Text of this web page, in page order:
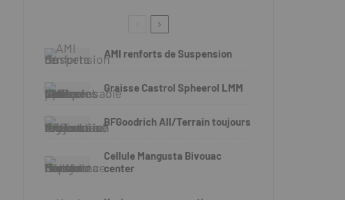
AMI renforts de Suspension
Graisse Castrol Spheerol LMM
BFGoodrich All/Terrain toujours
Cellule Mangusta Bivouac
center